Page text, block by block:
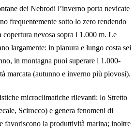
dei Nebrodi l’inverno porta nevicate
frequentemente sotto lo zero rendendo
nevosa sopra i 1.000 m. Le
largamente: in pianura e lungo costa sei
in montagna puoi superare i 1.000-
marcata (autunno e inverno più piovosi).
microclimatiche rilevanti: lo Stretto
Scirocco) e genera fenomeni di
favoriscono la produttività marina; inoltre